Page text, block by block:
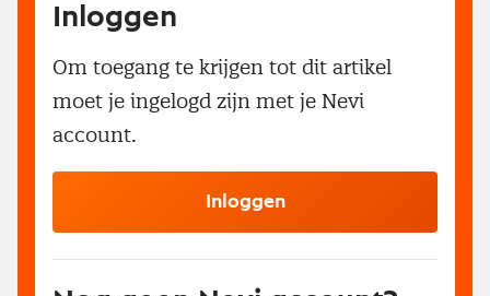
Inloggen
Om toegang te krijgen tot dit artikel
moet je ingelogd zijn met je Nevi
account.
Inloggen